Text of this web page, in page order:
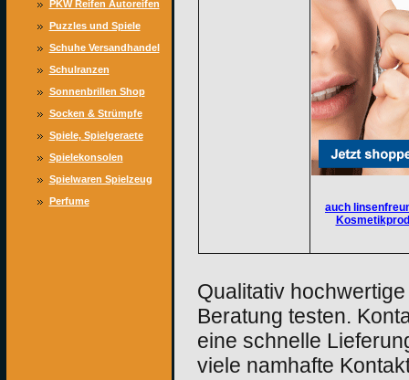
PKW Reifen Autoreifen
Sommerreifen
Puzzles und Spiele
Versandhandel
Schuhe Versandhandel
Damenschuh,
preiswert
Schulranzen
Sonnenbrillen Shop
Socken & Strümpfe
Spiele, Spielgeraete
Spielekonsolen
Konsolen Spiele
Spielwaren Spielzeug
Versandhaus
Perfume
auch
Qualitativ
Beratung testen.
eine schnelle
viele namhafte